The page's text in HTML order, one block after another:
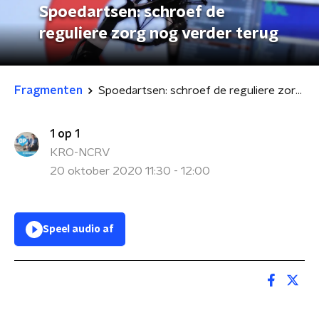
Spoedartsen: schroef de
reguliere zorg nog verder terug
Fragmenten Spoedartsen: schroef de reguliere zorg nog verder terug
1 op 1
KRO-NCRV
20 oktober 2020 11:30 - 12:00
Speel audio af